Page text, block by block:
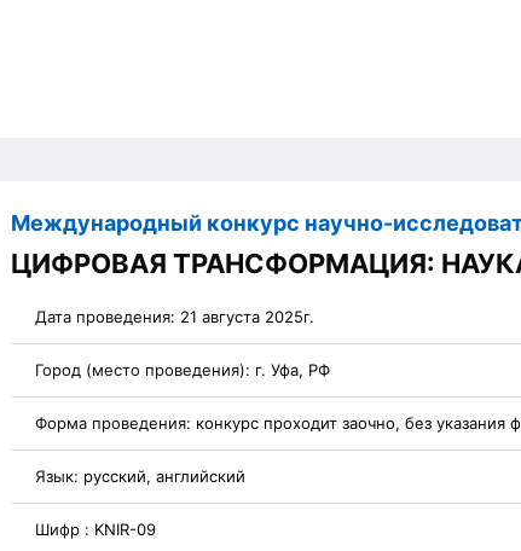
Международный конкурс научно-
ЦИФРОВАЯ ТРАНСФОРМАЦИЯ:
Дата проведения: 21 августа 2025г.
Город (место проведения): г. Уфа, РФ
Форма проведения: конкурс проходит заочно, без
Язык: русский, английский
Шифр : KNIR-09